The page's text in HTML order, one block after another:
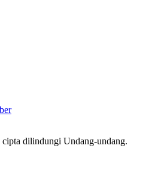
dilindungi Undang-undang.